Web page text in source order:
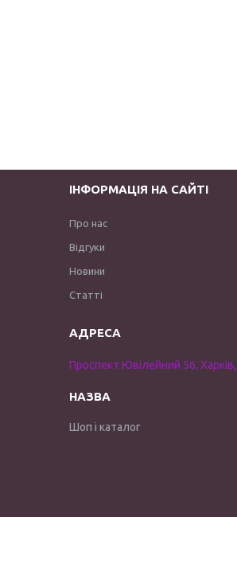
ІНФОРМАЦІЯ НА САЙТІ
Про нас
Відгуки
Новини
Статті
Проспект Ювілейний 56, Харків,
Шоп і каталог